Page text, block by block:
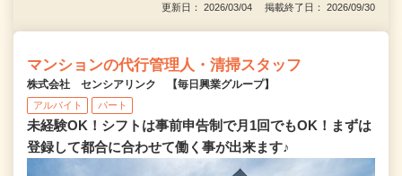
更新日： 2026/03/04 掲載終了日： 2026/09/30
マンションの代行管理人・清掃スタッフ
株式会社 センシアリンク 【毎日興業グループ】
アルバイト パート
未経験OK！シフトは事前申告制で月1回でもOK！まずは
登録して都合に合わせて働く事が出来ます♪